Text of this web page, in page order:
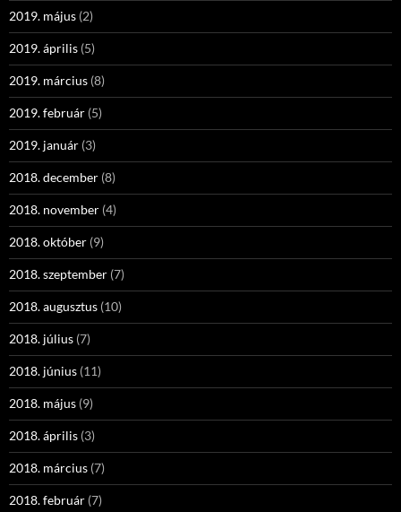
2019. május (2)
2019. április (5)
2019. március (8)
2019. február (5)
2019. január (3)
2018. december (8)
2018. november (4)
2018. október (9)
2018. szeptember (7)
2018. augusztus (10)
2018. július (7)
2018. június (11)
2018. május (9)
2018. április (3)
2018. március (7)
2018. február (7)